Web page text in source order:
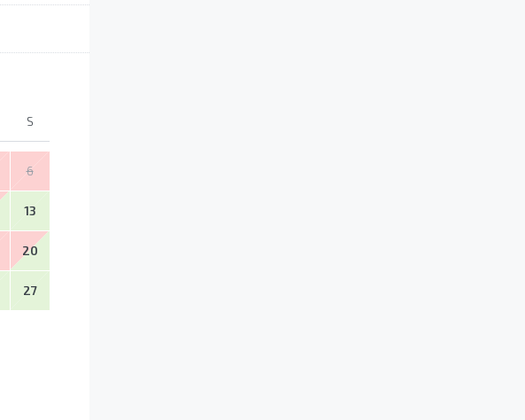
S
6
13
20
27